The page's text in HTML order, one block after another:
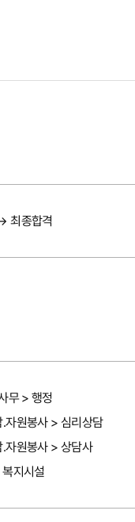
최종합격
무 > 행정
자원봉사 > 심리상담
자원봉사 > 상담사
지시설